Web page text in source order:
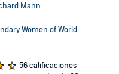
Mann
Women of World
56 calificaciones